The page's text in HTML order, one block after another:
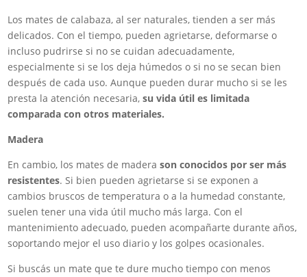
Los mates de calabaza, al ser naturales, tienden a ser más
delicados. Con el tiempo, pueden agrietarse, deformarse o
incluso pudrirse si no se cuidan adecuadamente,
especialmente si se los deja húmedos o si no se secan bien
después de cada uso. Aunque pueden durar mucho si se les
presta la atención necesaria,su vida útil es limitada
comparada con otros materiales.
Madera
En cambio, los mates de maderason conocidos por ser más
resistentes. Si bien pueden agrietarse si se exponen a
cambios bruscos de temperatura o a la humedad constante,
suelen tener una vida útil mucho más larga. Con el
mantenimiento adecuado, pueden acompañarte durante años,
soportando mejor el uso diario y los golpes ocasionales.
Si buscás un mate que te dure mucho tiempo con menos